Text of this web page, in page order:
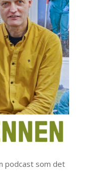
podcast som det